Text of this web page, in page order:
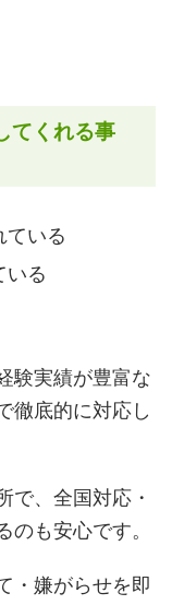
てくれる事
ている
いる
験実績が豊富な
徹底的に対応し
で、全国対応・
も安心です。
・嫌がらせを即